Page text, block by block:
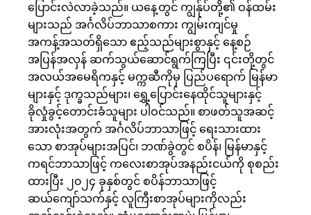
ပြောင်းလဲလာခဲ့သည်။ ယနေ့တွင် ကျွန်ုပ်တို့၏ ဝန်ထမ်း
များသည် အင်္ဂလိပ်ဘာသာစကား ကျွမ်းကျင်မှု
အကန့်အသတ်ရှိသော ဧည့်သည်များစွာနှင့် နေ့စဉ်
အပြန်အလှန် ဆက်သွယ်ဆောင်ရွက်ကြပြီး ၎င်းတို့တွင်
အလယ်အမေရိကနှင့် မက္ကဆီကိုမှ ပြည်ပရောက် မြန်မာ
များနှင့် ဒုက္ခသည်များ၊ ရွှေ့ပြောင်းနေထိုင်သူများနှင့်
ခိုလှုံခွင့်တောင်းခံသူများ ပါဝင်သည်။ စာဖတ်သူအဆင့်
အားလုံးအတွက် အင်္ဂလိပ်ဘာသာဖြင့် ရေးသားထား
သော စာအုပ်များအပြင်၊ ဘဏ်ခွဲတွင် စပိန်၊ မြန်မာနှင့်
ကရင်ဘာသာဖြင့် ကလေးစာအုပ်အနည်းငယ်ကို စုစည်း
ထားပြီး ၂၀၂၄ ခုနှစ်တွင် စပိန်ဘာသာဖြင့်
ဆယ်ကျော်သက်နှင့် လူကြီးစာအုပ်များကိုလည်း